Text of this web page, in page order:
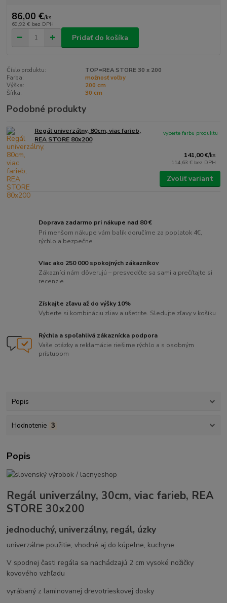
86,00 €/ks
69,92 € bez DPH
Pridať do košíka
Číslo produktu:
TOP=REA STORE 30 x 200
Farba:
možnosť voľby
Výška:
200 cm
Šírka:
30 cm
Podobné produkty
Regál univerzálny, 80cm, viac farieb,
REA STORE 80x200
141,00 €/ks
114,63 € bez DPH
vyberte farbu produktu
Zvoliť variant
Doprava zadarmo pri nákupe nad 80 €
Pri menšom nákupe vám balík doručíme za poplatok 4€,
rýchlo a bezpečne
Viac ako 250 000 spokojných zákazníkov
Zákazníci nám dôverujú – presvedčte sa sami a prečítajte si
recenzie
Získajte zľavu až do výšky 10%
Vyberte si kombináciu zliav a ušetrite. Sledujte zľavy v košíku
Rýchla a spoľahlivá zákaznícka podpora
Vaše otázky a reklamácie riešime rýchlo a s osobným
prístupom
Popis
Hodnotenie 3
Popis
Regál univerzálny, 30cm, viac farieb, REA
STORE 30x200
jednoduchý, univerzálny, regál, úzky
univerzálne použitie, vhodné aj do kúpelne, kuchyne
V spodnej časti regála sa nachádzajú 2 cm vysoké nožičky
kovového vzhľadu
vyrábaný z laminovanej drevotrieskovej dosky